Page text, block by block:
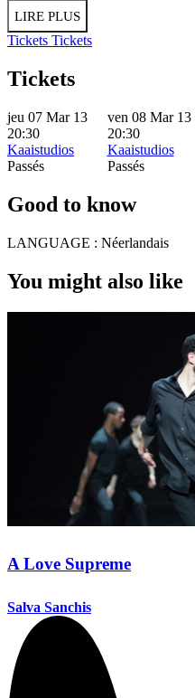
LIRE PLUS
Tickets Tickets
Tickets
jeu 07 Mar 13
20:30
Kaaistudios
Passés
ven 08 Mar 13
20:30
Kaaistudios
Passés
Good to know
LANGUAGE : Néerlandais
You might also like
A Love Supreme
Salva Sanchis